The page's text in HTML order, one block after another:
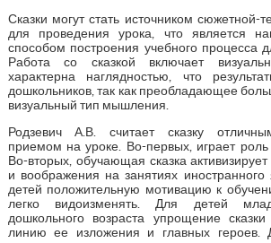
Сказки могут стать источником сюжетной-
для проведения урока, что является
способом построения учебного процесса
Работа со сказкой включает
характерна наглядностью, что
дошкольников, так как преобладающее
визуальный тип мышления.
Родзевич А.В. считает сказку
приемом на уроке. Во-первых, играет роль
Во-вторых, обучающая сказка активизирует
и воображения на занятиях иностранного
детей положительную мотивацию к
легко видоизменять. Для детей
дошкольного возраста упрощение
линию ее изложения и главных героев.